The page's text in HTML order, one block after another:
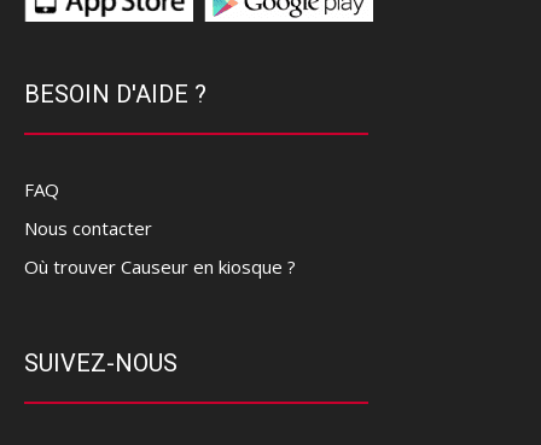
BESOIN D'AIDE ?
FAQ
Nous contacter
Où trouver Causeur en kiosque ?
SUIVEZ-NOUS